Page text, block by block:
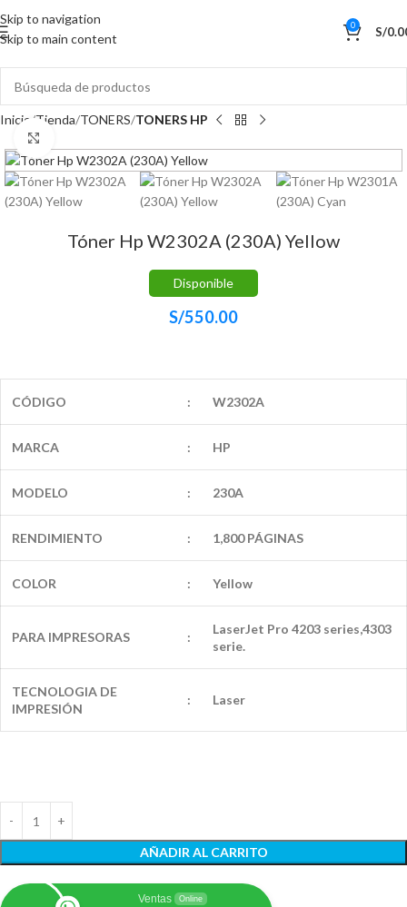
Skip to navigation
Skip to main content
0 S/
Inicio Tienda TONERS TONERS HP
Tóner Hp W2302A (230A) Yellow
Disponible
S/550.00
CÓDIGO : W2302A
MARCA : HP
MODELO : 230A
RENDIMIENTO : 1,800 PÁGINAS
COLOR : Yellow
PARA IMPRESORAS :
LaserJet Pro 4203 series,4303
serie.
TECNOLOGIA DE
IMPRESIÓN
: Laser
AÑADIR AL CARRITO
Ventas Online